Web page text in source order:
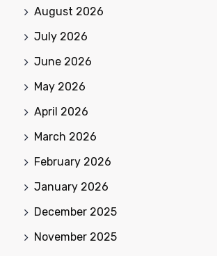
August 2026
July 2026
June 2026
May 2026
April 2026
March 2026
February 2026
January 2026
December 2025
November 2025